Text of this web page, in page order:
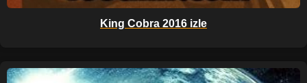
King Cobra 2016 izle